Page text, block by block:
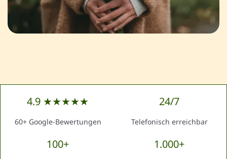
4.9 ★★★★★
60+ Google-Bewertungen
24/7
Telefonisch erreichbar
100+ 1.000+